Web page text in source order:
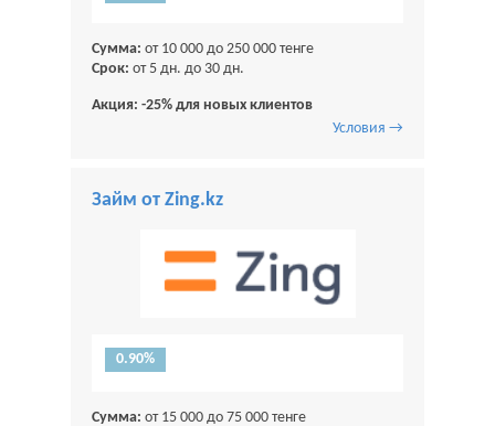
Сумма: от 10 000 до 250 000 тенге
Срок: от 5 дн. до 30 дн.
Акция: -25% для новых клиентов
Условия →
Займ от Zing.kz
0.90%
Сумма: от 15 000 до 75 000 тенге